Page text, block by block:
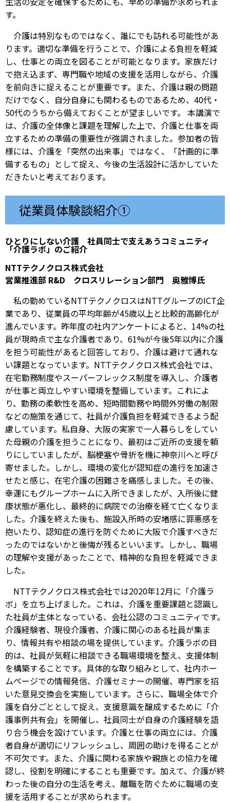
す。
介護は特別なものではなく、誰にでも訪れる可能性があ
ります。適切な準備を行うことで、介護による負担を軽減
し、仕事との両立を図ることが可能となります。家族だけ
で抱え込まず、専門職や地域の支援を活用しながら、介護
を前向きに捉えることが重要です。また、介護は親の問題
だけでなく、自分自身にも関わるものであるため、40代・
50代のうちから備えておくことが望ましいです。 本講演で
は、介護の全体像と課題を理解した上で、介護と仕事を両
立するための準備の重要性が強調されました。参加者の皆
様には、介護を「突然の出来事」ではなく、「計画的に準
備するもの」として捉え、今後の生活設計に活かしていた
だきたいと考えております。
従業員体験談紹介①
ひとりにしない介護 社員同士で支えあうコミュニティ
「介護ラボ」のご紹介
NTTテクノクロス株式会社
営業推進部 R&D クロスリレーション部門 奥雅博氏
私の勤めているNTTテクノクロスはNTTグループのICT企
業であり、従業員の平均年齢が45歳以上と比較的高齢化が
進んでいます。昨年度の社内アンケートによると、14%の社
員が現時点で主な介護者であり、61%が今後5年以内に介護
を担う可能性があると回答しており、介護は避けて通れな
い課題となっています。NTTテクノクロス株式会社では、
在宅勤務制度やスーパーフレックス制度を導入し、介護者
が仕事と両立しやすい環境を整備しています。これによ
り、勤務の柔軟性を高め、短時間勤務や時間外労働の制限
などの施策を通じて、社員が介護負担を軽減できるよう配
慮しています。私自身、大阪の実家で一人暮らしをしてい
た母親の介護を担うことになり、最初はご近所の支援を頼
りにしていましたが、脳梗塞や骨折を機に神奈川へと呼び
寄せました。しかし、環境の変化が認知症の進行を加速さ
せたと感じ、在宅介護の困難さを痛感しました。その後、
幸運にもグループホームに入所できましたが、入所後に健
康状態が悪化し、最終的に病院での治療を経て亡くなりま
した。介護を終えた後も、施設入所時の安堵感に罪悪感を
抱いたり、認知症の進行を防ぐために大阪で介護すべきだ
ったのではないかと後悔が残るといいます。しかし、職場
の理解や支援があったことで、精神的な負担を軽減できま
した。
NTTテクノクロス株式会社では2020年12月に「介護ラ
ボ」を立ち上げました。これは、介護を重要課題と認識し
た社員が主体となっている、会社公認のコミュニティです。
介護経験者、現役介護者、介護に関心のある社員が集ま
り、情報共有や相談の場を提供しています。介護ラボの目
的は、社員が気軽に相談できる職場環境を整え、支援体制
を構築することです。具体的な取り組みとして、社内ホー
ムページでの情報発信、介護セミナーの開催、専門家を招
いた意見交換会を実施しています。さらに、職場全体で介
護を自分ごととして捉え、支援意識を醸成するために「介
護事例共有会」を開催し、社員同士が自身の介護経験を語
り合う機会を設けています。介護と仕事の両立には、介護
者自身が適切にリフレッシュし、周囲の助けを得ることが
不可欠です。また、介護に関わる家族や親族との協力を確
認し、役割を明確にすることも重要です。加えて、介護が終
わった後の自分の生活を考え、離職を防ぐために職場の支
援を活用することが求められます。